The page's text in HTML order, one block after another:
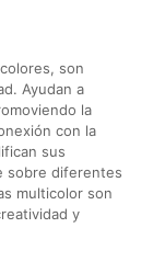
son
Ayudan a
la
con la
sus
sobre diferentes
multicolor son
y